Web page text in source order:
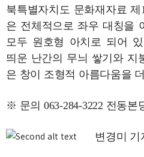
북특별자치도 문화재자료
은 전체적으로 좌우 대칭을
모두 원호형 아치로 되어
띄운 난간의 무늬 쌓기와 지
은 창이 조형적 아름다움을
※ 문의 063-284-3222 전동본
변경미 기